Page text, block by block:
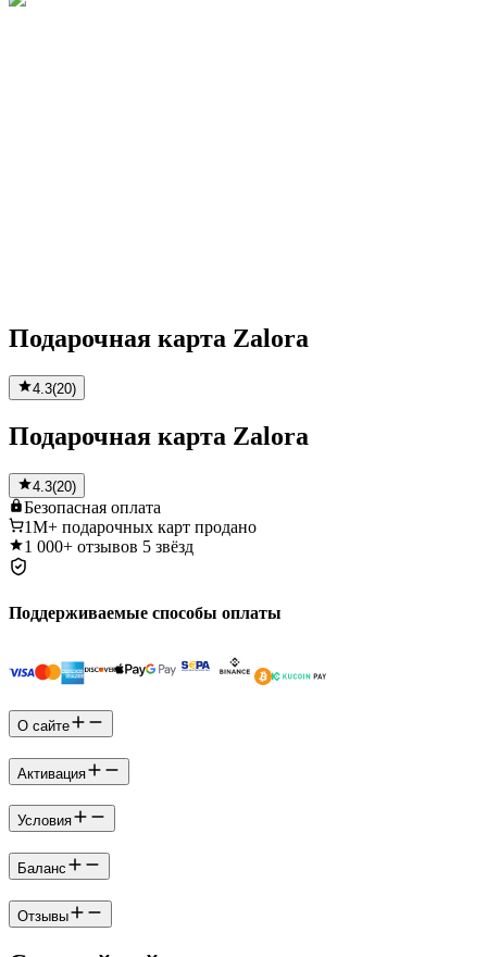
Подарочная карта Zalora
4.3(20)
Подарочная карта Zalora
4.3(20)
Безопасная оплата
1M+ подарочных карт продано
1 000+ отзывов 5 звёзд
Поддерживаемые способы оплаты
О сайте
Активация
Условия
Баланс
Отзывы